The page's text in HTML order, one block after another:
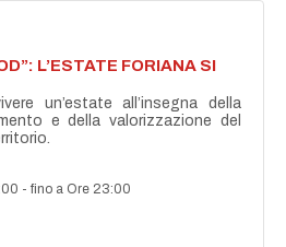
L’ESTATE FORIANA SI
un’estate all’insegna della
e della valorizzazione del
-fino a Ore 23:00